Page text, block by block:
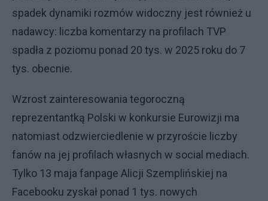
spadek dynamiki rozmów widoczny jest również u
nadawcy: liczba komentarzy na profilach TVP
spadła z poziomu ponad 20 tys. w 2025 roku do 7
tys. obecnie.
Wzrost zainteresowania tegoroczną
reprezentantką Polski w konkursie Eurowizji ma
natomiast odzwierciedlenie w przyroście liczby
fanów na jej profilach własnych w social mediach.
Tylko 13 maja fanpage Alicji Szemplińskiej na
Facebooku zyskał ponad 1 tys. nowych